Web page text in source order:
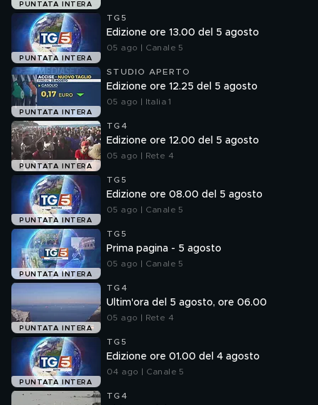
PUNTATA INTERA
PUNTATA INTERA
TG5
Edizione ore 13.00 del 5 agosto
05 ago | Canale 5
PUNTATA INTERA
STUDIO APERTO
Edizione ore 12.25 del 5 agosto
05 ago | Italia 1
PUNTATA INTERA
TG4
Edizione ore 12.00 del 5 agosto
05 ago | Rete 4
PUNTATA INTERA
TG5
Edizione ore 08.00 del 5 agosto
05 ago | Canale 5
PUNTATA INTERA
TG5
Prima pagina - 5 agosto
05 ago | Canale 5
PUNTATA INTERA
TG4
Ultim'ora del 5 agosto, ore 06.00
05 ago | Rete 4
PUNTATA INTERA
TG5
Edizione ore 01.00 del 4 agosto
04 ago | Canale 5
TG4